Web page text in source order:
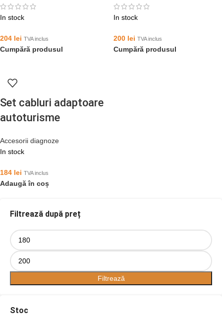
Filtrează după preț
Filtrează
Stoc
In stock
204 lei TVA inclus
Cumpără produsul
In stock
200 lei TVA inclus
Cumpără produsul
Set cabluri adaptoare
autoturisme
Accesorii diagnoze
In stock
184 lei TVA inclus
Adaugă în coș